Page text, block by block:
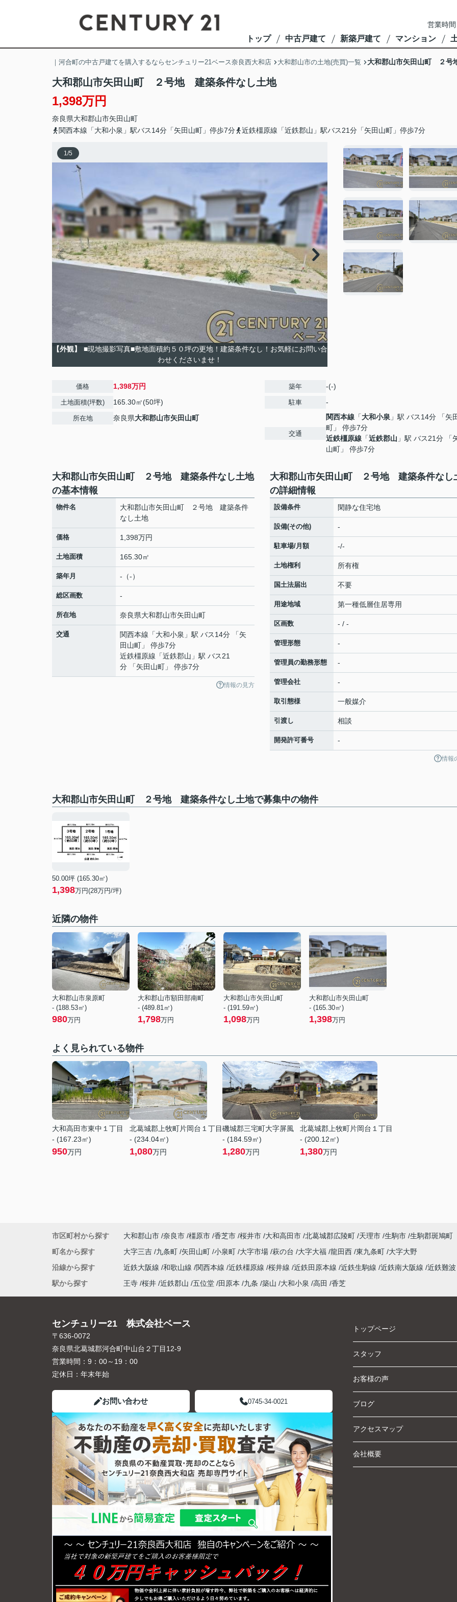
営業時
トップ 中古戸建て 新築戸建て マンション
｜河合町の中古戸建てを購入するならセンチュリー21ベース奈良西大和店 大和郡山市の土地(売買)一覧 大和郡山市矢田山町 ２号
大和郡山市矢田山町 ２号地 建築条件なし土地
1,398万円
奈良県大和郡山市矢田山町
関西本線「大和小泉」駅バス14分「矢田山町」停歩7分
近鉄橿原線「近鉄郡山」駅バス21分「矢田山町」停歩7分
1/5
【外観】
■現地撮影写真■敷地面積約５０坪の更地！建築条件なし！お気軽にお問い合
わせくださいませ！
価格 1,398万円
土地面積(坪数) 165.30㎡(50坪)
所在地 奈良県大和郡山市矢田山町
築年 -(-)
駐車 -
交通
関西本線 「大和小泉 」駅 バス14分 「矢
町」 停歩7分
近鉄橿原線 「近鉄郡山 」駅 バス21分 「
山町」 停歩7分
大和郡山市矢田山町 ２号地 建築条件なし土地
の基本情報
物件名
大和郡山市矢田山町 ２号地 建築条件
なし土地
価格 1,398万円
土地面積 165.30㎡
築年月 -（-）
総区画数 -
所在地 奈良県大和郡山市矢田山町
交通 関西本線 「大和小泉 」駅 バス14分 「矢
田山町」 停歩7分
近鉄橿原線 「近鉄郡山 」駅 バス21
分 「矢田山町」 停歩7分
情報の見方
大和郡山市矢田山町 ２号地 建築条件なし
の詳細情報
設備条件 閑静な住宅地
設備(その他) -
駐車場/月額 -/-
土地権利 所有権
国土法届出 不要
用途地域 第一種低層住居専用
区画数 - / -
管理形態 -
管理員の勤務形態 -
管理会社 -
取引態様 一般媒介
引渡し 相談
開発許可番号 -
情報
大和郡山市矢田山町 ２号地 建築条件なし土地で募集中の物件
50.00坪 (165.30㎡)
1,398万円(28万円/坪)
近隣の物件
大和郡山市泉原町
- (188.53㎡)
980万円
大和郡山市額田部南町
- (489.81㎡)
1,798万円
大和郡山市矢田山町
- (191.59㎡)
1,098万円
大和郡山市矢田山町
- (165.30㎡)
1,398万円
よく見られている物件
大和高田市東中１丁目
- (167.23㎡)
950万円
北葛城郡上牧町片岡台１丁目
- (234.04㎡)
1,080万円
磯城郡三宅町大字屏風
- (184.59㎡)
1,280万円
北葛城郡上牧町片岡台１丁目
- (200.12㎡)
1,380万円
市区町村から探す 大和郡山市 奈良市 橿原市 香芝市 桜井市 大和高田市 北葛城郡広陵町 天理市 生駒市 生駒郡斑鳩町
町名から探す
大字三吉 九条町 矢田山町 小泉町 大字市場 萩の台 大字大福 龍田西 東九条町 大字大野
沿線から探す
近鉄大阪線 和歌山線 関西本線 近鉄橿原線 桜井線 近鉄田原本線 近鉄生駒線 近鉄南大阪線 近鉄難
駅から探す
王寺 桜井 近鉄郡山 五位堂 田原本 九条 築山 大和小泉 高田 香芝
センチュリー21 株式会社ベース
〒636-0072
奈良県北葛城郡河合町中山台２丁目12-9
営業時間： 9：00～19：00
定休日： 年末年始
お問い合わせ 0745-34-0021
トップページ
スタッフ
お客様の声
ブログ
アクセスマップ
会社概要